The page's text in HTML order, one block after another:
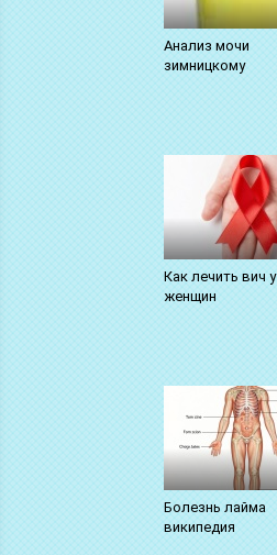
Анализ мочи
зимницкому
Как лечить вич у
женщин
Болезнь лайма
википедия